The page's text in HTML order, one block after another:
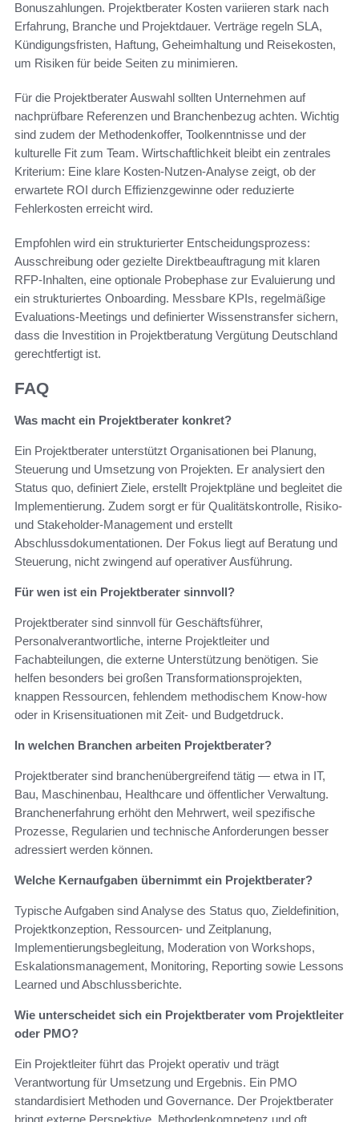
Bonuszahlungen. Projektberater Kosten variieren stark nach
Erfahrung, Branche und Projektdauer. Verträge regeln SLA,
Kündigungsfristen, Haftung, Geheimhaltung und Reisekosten,
um Risiken für beide Seiten zu minimieren.
Für die Projektberater Auswahl sollten Unternehmen auf
nachprüfbare Referenzen und Branchenbezug achten. Wichtig
sind zudem der Methodenkoffer, Toolkenntnisse und der
kulturelle Fit zum Team. Wirtschaftlichkeit bleibt ein zentrales
Kriterium: Eine klare Kosten‑Nutzen‑Analyse zeigt, ob der
erwartete ROI durch Effizienzgewinne oder reduzierte
Fehlerkosten erreicht wird.
Empfohlen wird ein strukturierter Entscheidungsprozess:
Ausschreibung oder gezielte Direktbeauftragung mit klaren
RFP‑Inhalten, eine optionale Probephase zur Evaluierung und
ein strukturiertes Onboarding. Messbare KPIs, regelmäßige
Evaluations‑Meetings und definierter Wissenstransfer sichern,
dass die Investition in Projektberatung Vergütung Deutschland
gerechtfertigt ist.
FAQ
Was macht ein Projektberater konkret?
Ein Projektberater unterstützt Organisationen bei Planung,
Steuerung und Umsetzung von Projekten. Er analysiert den
Status quo, definiert Ziele, erstellt Projektpläne und begleitet die
Implementierung. Zudem sorgt er für Qualitätskontrolle, Risiko-
und Stakeholder-Management und erstellt
Abschlussdokumentationen. Der Fokus liegt auf Beratung und
Steuerung, nicht zwingend auf operativer Ausführung.
Für wen ist ein Projektberater sinnvoll?
Projektberater sind sinnvoll für Geschäftsführer,
Personalverantwortliche, interne Projektleiter und
Fachabteilungen, die externe Unterstützung benötigen. Sie
helfen besonders bei großen Transformationsprojekten,
knappen Ressourcen, fehlendem methodischem Know-how
oder in Krisensituationen mit Zeit- und Budgetdruck.
In welchen Branchen arbeiten Projektberater?
Projektberater sind branchenübergreifend tätig — etwa in IT,
Bau, Maschinenbau, Healthcare und öffentlicher Verwaltung.
Branchenerfahrung erhöht den Mehrwert, weil spezifische
Prozesse, Regularien und technische Anforderungen besser
adressiert werden können.
Welche Kernaufgaben übernimmt ein Projektberater?
Typische Aufgaben sind Analyse des Status quo, Zieldefinition,
Projektkonzeption, Ressourcen- und Zeitplanung,
Implementierungsbegleitung, Moderation von Workshops,
Eskalationsmanagement, Monitoring, Reporting sowie Lessons
Learned und Abschlussberichte.
Wie unterscheidet sich ein Projektberater vom Projektleiter
oder PMO?
Ein Projektleiter führt das Projekt operativ und trägt
Verantwortung für Umsetzung und Ergebnis. Ein PMO
standardisiert Methoden und Governance. Der Projektberater